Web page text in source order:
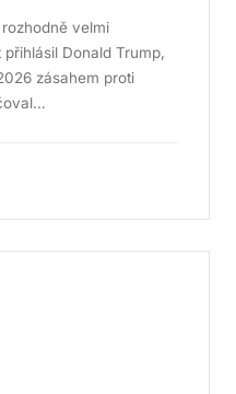
velmi
Donald Trump,
zásahem proti